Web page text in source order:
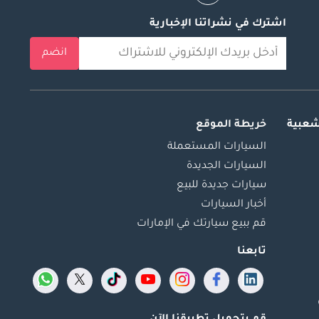
اشترك في نشراتنا الإخبارية
انضم
خريطة الموقع
السيارات المستعملة
السيارات الجديدة
سيارات جديدة للبيع
أخبار السيارات
قم ببيع سيارتك في الإمارات
تابعنا